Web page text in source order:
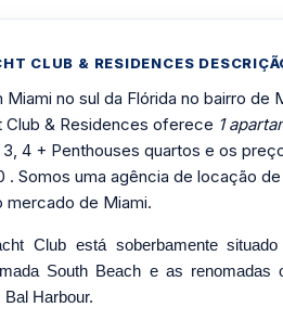
CLUB & RESIDENCES
Miami no sul da Flórida no bairro de
Club & Residences oferece 1
4 + Penthouses quartos e os
. Somos uma agência de locação
mercado de Miami.
Club está soberbamente
South Beach e as renomadas
Harbour.